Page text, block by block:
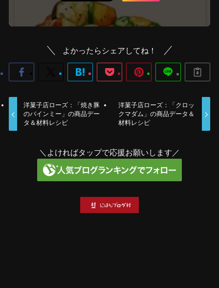
よかったらシェアしてね！
洋菓子店ローズ：「焼き豚
のバインミー」の商品デー
タ＆材料レシピ
洋菓子店ローズ：「クロッ
クマダム」の商品データ＆
材料レシピ
＼よければタップで応援お願いします／